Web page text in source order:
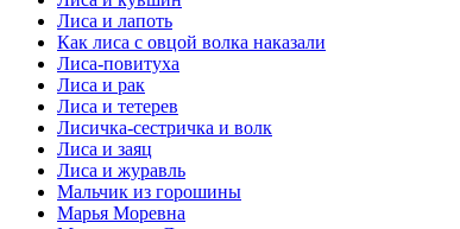
Лиса и лапоть
Как лиса с овцой волка наказали
Лиса-повитуха
Лиса и рак
Лиса и тетерев
Лисичка-сестричка и волк
Лиса и заяц
Лиса и журавль
Мальчик из горошины
Марья Моревна